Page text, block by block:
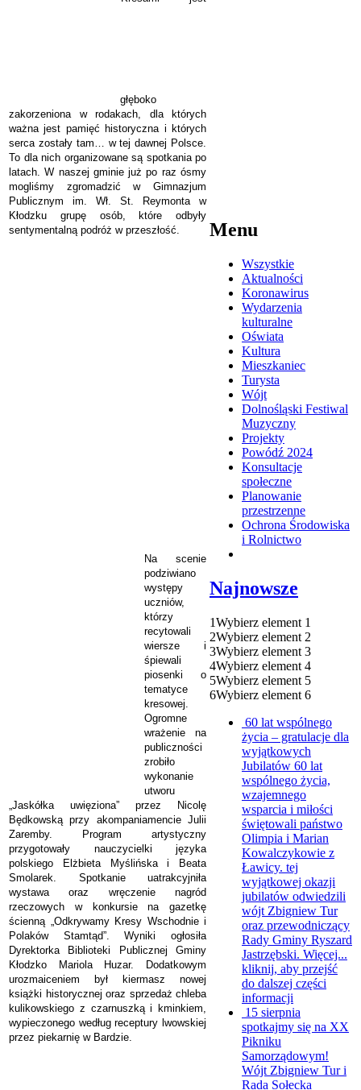
głęboko
zakorzeniona w rodakach, dla których
ważna jest pamięć historyczna i których
serca zostały tam… w tej dawnej Polsce.
To dla nich organizowane są spotkania po
latach. W naszej gminie już po raz ósmy
mogliśmy zgromadzić w Gimnazjum
Publicznym im. Wł. St. Reymonta w
Kłodzku grupę osób, które odbyły
sentymentalną podróż w przeszłość.
Na scenie
podziwiano
występy
uczniów,
którzy
recytowali
wiersze i
śpiewali
piosenki o
tematyce
kresowej.
Ogromne
wrażenie na
publiczności
zrobiło
wykonanie
utworu
„Jaskółka uwięziona” przez Nicolę
Będkowską przy akompaniamencie Julii
Zaremby. Program artystyczny
przygotowały nauczycielki języka
polskiego Elżbieta Myślińska i Beata
Smolarek. Spotkanie uatrakcyjniła
wystawa oraz wręczenie nagród
rzeczowych w konkursie na gazetkę
ścienną „Odkrywamy Kresy Wschodnie i
Polaków Stamtąd”. Wyniki ogłosiła
Dyrektorka Biblioteki Publicznej Gminy
Kłodzko Mariola Huzar. Dodatkowym
urozmaiceniem był kiermasz nowej
książki historycznej oraz sprzedaż chleba
kulikowskiego z czarnuszką i kminkiem,
wypieczonego według receptury lwowskiej
przez piekarnię w Bardzie.
Menu
Wszystkie
Aktualności
Koronawirus
Wydarzenia
kulturalne
Oświata
Kultura
Mieszkaniec
Turysta
Wójt
Dolnośląski Festiwal
Muzyczny
Projekty
Powódź 2024
Konsultacje
społeczne
Planowanie
przestrzenne
Ochrona Środowiska
i Rolnictwo
Najnowsze
1Wybierz element 1
2Wybierz element 2
3Wybierz element 3
4Wybierz element 4
5Wybierz element 5
6Wybierz element 6
60 lat wspólnego
życia – gratulacje dla
wyjątkowych
Jubilatów 60 lat
wspólnego życia,
wzajemnego
wsparcia i miłości
świętowali państwo
Olimpia i Marian
Kowalczykowie z
Ławicy. tej
wyjątkowej okazji
jubilatów odwiedzili
wójt Zbigniew Tur
oraz przewodniczący
Rady Gminy Ryszard
Jastrzębski. Więcej...
kliknij, aby przejść
do dalszej części
informacji
15 sierpnia
spotkajmy się na XX
Pikniku
Samorządowym!
Wójt Zbigniew Tur i
Rada Sołecka